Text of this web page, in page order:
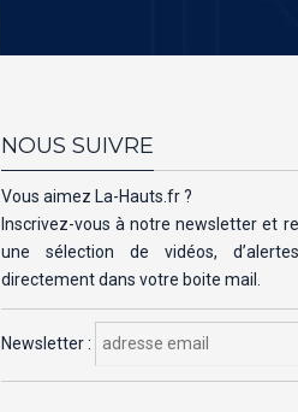
NOUS SUIVRE
Vous aimez La-Hauts.fr ?
Inscrivez-vous à notre newsletter et
une sélection de vidéos,
directement dans votre boite mail.
Newsletter :